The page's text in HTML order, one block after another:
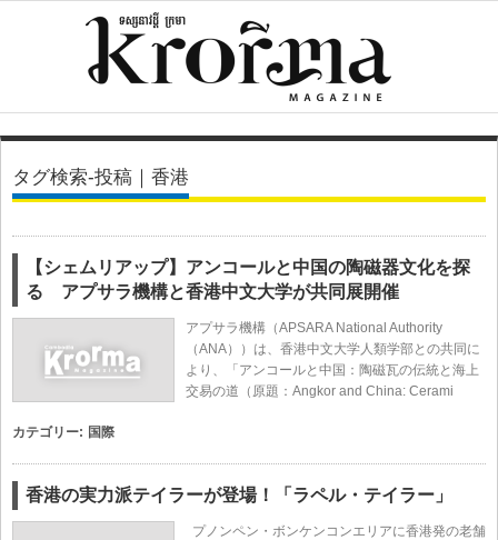
タグ検索-投稿｜香港
【シェムリアップ】アンコールと中国の陶磁器文化を探
る アプサラ機構と香港中文大学が共同展開催
アプサラ機構（APSARA National Authority
（ANA））は、香港中文大学人類学部との共同に
より、「アンコールと中国：陶磁瓦の伝統と海上
交易の道（原題：Angkor and China: Cerami
カテゴリー: 国際
香港の実力派テイラーが登場！「ラペル・テイラー」
プノンペン・ボンケンコンエリアに香港発の老舗